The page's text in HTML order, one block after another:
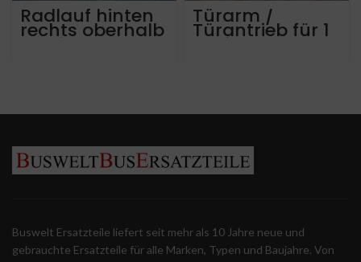
Radlauf hinten
rechts oberhalb
Antriebsachse
Türarm /
Türantrieb für 1
Türflügel,
Buswelt Ersatzteile liefert seit mehr als 10 Jahre neue und
gebrauchte Ersatzteile für alle Marken, Typen und Baujahre. Von